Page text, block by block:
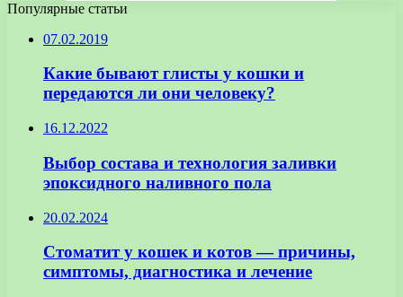
Популярные статьи
07.02.2019
Какие бывают глисты у кошки и
передаются ли они человеку?
16.12.2022
Выбор состава и технология заливки
эпоксидного наливного пола
20.02.2024
Стоматит у кошек и котов — причины,
симптомы, диагностика и лечение